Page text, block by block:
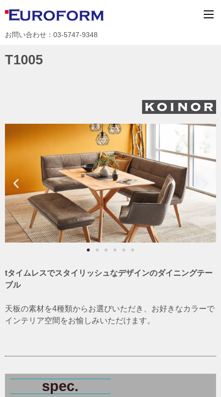
お問い合わせ：03-5747-9348
T1005
tタイムレスでスタイリッシュなデザインのダイニングテー
ブル
天板の素材を4種類からお選びいただき、お好きなカラーで
インテリア空間をお愉しみいただけます。
spec.